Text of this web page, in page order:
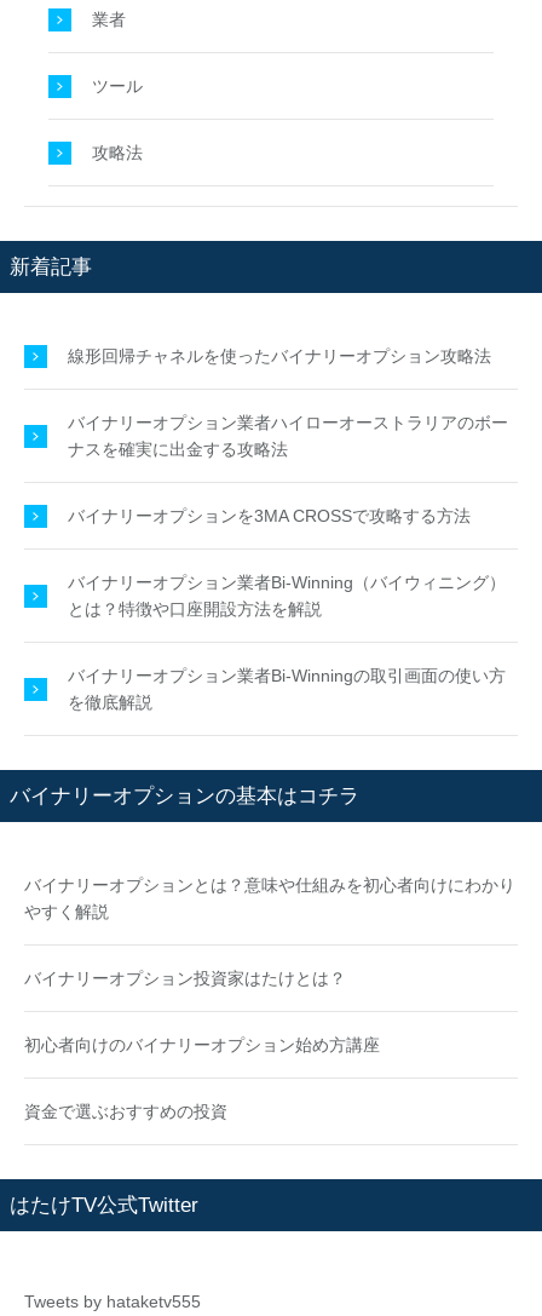
業者
ツール
攻略法
新着記事
線形回帰チャネルを使ったバイナリーオプション攻略法
バイナリーオプション業者ハイローオーストラリアのボー
ナスを確実に出金する攻略法
バイナリーオプションを3MA CROSSで攻略する方法
バイナリーオプション業者Bi-Winning（バイウィニング）
とは？特徴や口座開設方法を解説
バイナリーオプション業者Bi-Winningの取引画面の使い方
を徹底解説
バイナリーオプションの基本はコチラ
バイナリーオプションとは？意味や仕組みを初心者向けにわかり
やすく解説
バイナリーオプション投資家はたけとは？
初心者向けのバイナリーオプション始め方講座
資金で選ぶおすすめの投資
はたけTV公式Twitter
Tweets by hataketv555